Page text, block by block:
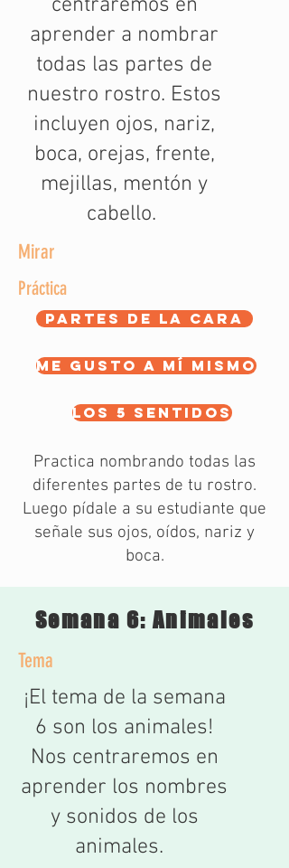
centraremos en
aprender a nombrar
todas las partes de
nuestro rostro. Estos
incluyen ojos, nariz,
boca, orejas, frente,
mejillas, mentón y
cabello.
Mirar
Práctica
partes de la cara
Me gusto a mí mismo
los 5 sentidos
Practica nombrando todas las
diferentes partes de tu rostro.
Luego pídale a su estudiante que
señale sus ojos, oídos, nariz y
boca.
Semana 6: Animales
Tema
¡El tema de la semana
6 son los animales!
Nos centraremos en
aprender los nombres
y sonidos de los
animales.